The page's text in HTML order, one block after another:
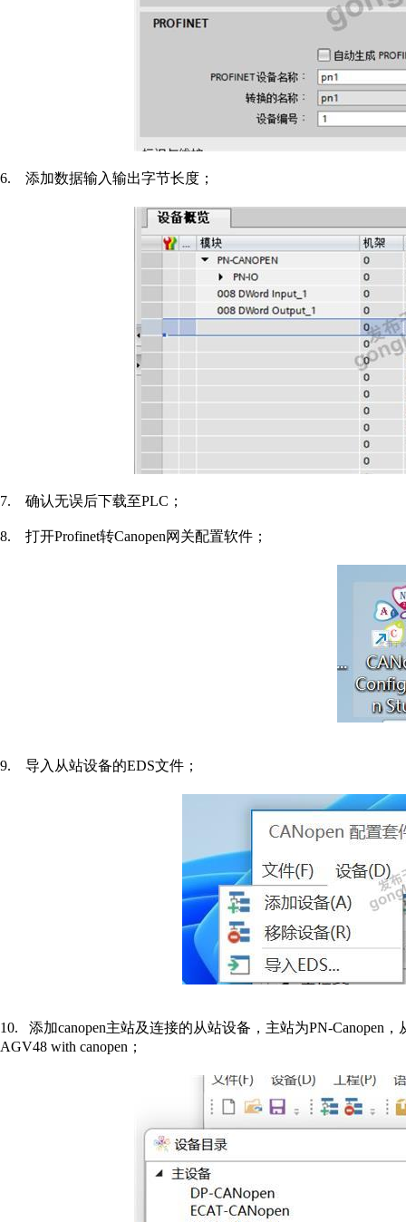
6. 添加数据输入输出字节长度；
7. 确认无误后下载至PLC ；
8. 打开Profinet转Canopen网关配置软件；
9. 导入从站设备的EDS文件；
10. 添加canopen主站及连接的从站设备，主站为PN-Canopen
AGV48 with canopen ；